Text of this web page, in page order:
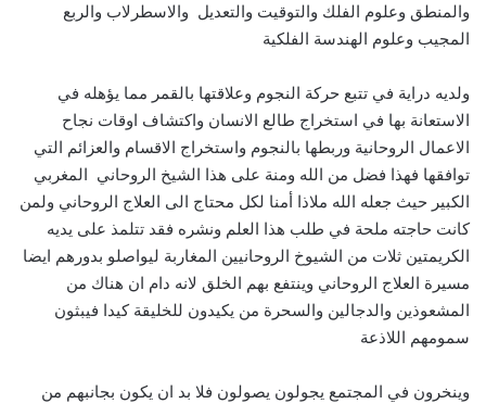
والمنطق وعلوم الفلك والتوقيت والتعديل والاسطرلاب والربع
المجيب وعلوم الهندسة الفلكية
ولديه دراية في تتبع حركة النجوم وعلاقتها بالقمر مما يؤهله في
الاستعانة بها في استخراج طالع الانسان واكتشاف اوقات نجاح
الاعمال الروحانية وربطها بالنجوم واستخراج الاقسام والعزائم التي
توافقها فهذا فضل من الله ومنة على هذا الشيخ الروحاني المغربي
الكبير حيث جعله الله ملاذا أمنا لكل محتاج الى العلاج الروحاني ولمن
كانت حاجته ملحة في طلب هذا العلم ونشره فقد تتلمذ على يديه
الكريمتين ثلات من الشيوخ الروحانيين المغاربة ليواصلو بدورهم ايضا
مسيرة العلاج الروحاني وينتفع بهم الخلق لانه دام ان هناك من
المشعوذين والدجالين والسحرة من يكيدون للخليقة كيدا فيبثون
سمومهم اللاذعة
وينخرون في المجتمع يجولون يصولون فلا بد ان يكون بجانبهم من